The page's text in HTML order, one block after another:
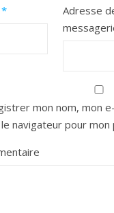
*
Adresse
mon nom, mon
navigateur pour mon